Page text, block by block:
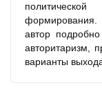
формирования.
автор
авторитаризм,
варианты